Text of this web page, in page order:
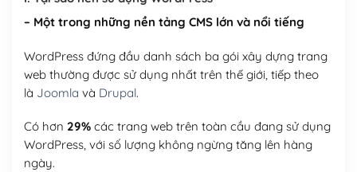
– Một trong những nền tảng CMS lớn và nổi tiếng
WordPress đứng đầu danh sách ba gói xây dựng trang
web thường được sử dụng nhất trên thế giới, tiếp theo
là Joomla và Drupal.
Có hơn 29%các trang web trên toàn cầu đang sử dụng
WordPress, với số lượng không ngừng tăng lên hàng
ngày.